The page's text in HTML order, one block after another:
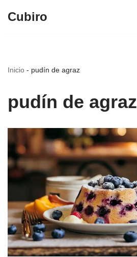
Cubiro
Inicio - pudín de agraz
pudín de agraz